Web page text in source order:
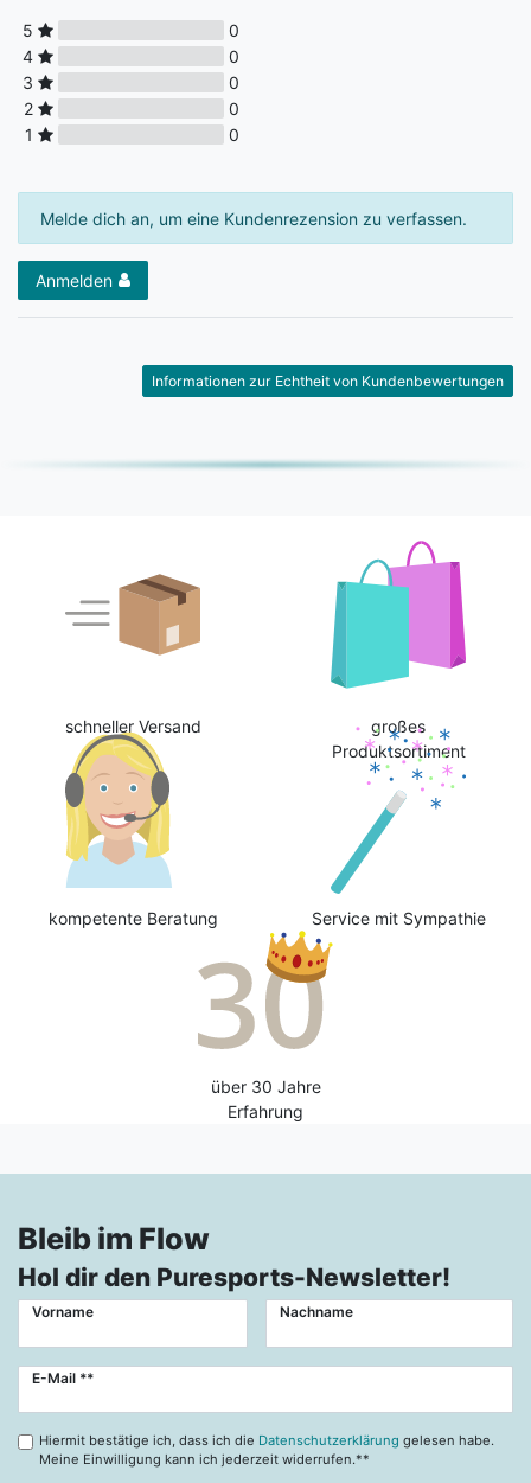
5
0
4
0
3
0
2
0
1
0
Melde dich an, um eine Kundenrezension zu verfassen.
Anmelden
Informationen zur Echtheit von Kundenbewertungen
schneller Versand
großes
Produktsortiment
kompetente Beratung Service mit Sympathie
über 30 Jahre
Erfahrung
Bleib im Flow
Hol dir den Puresports-Newsletter!
Vorname Nachname
E-Mail **
Newsletter
Hiermit bestätige ich, dass ich die Datenschutzerklärung gelesen habe.
Meine Einwilligung kann ich jederzeit widerrufen.**